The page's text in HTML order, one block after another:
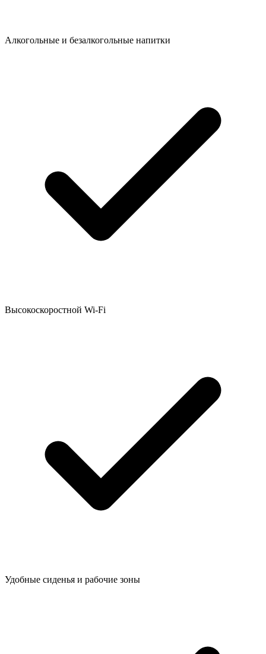
Алкогольные и безалкогольные напитки
Высокоскоростной Wi-Fi
Удобные сиденья и рабочие зоны